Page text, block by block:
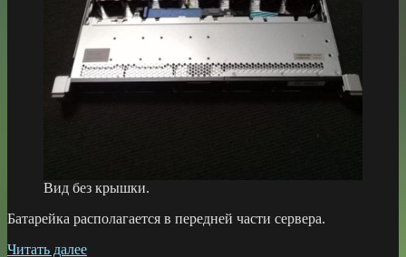
Вид без крышки.
Батарейка располагается в передней части сервера.
Читать далее«Замена